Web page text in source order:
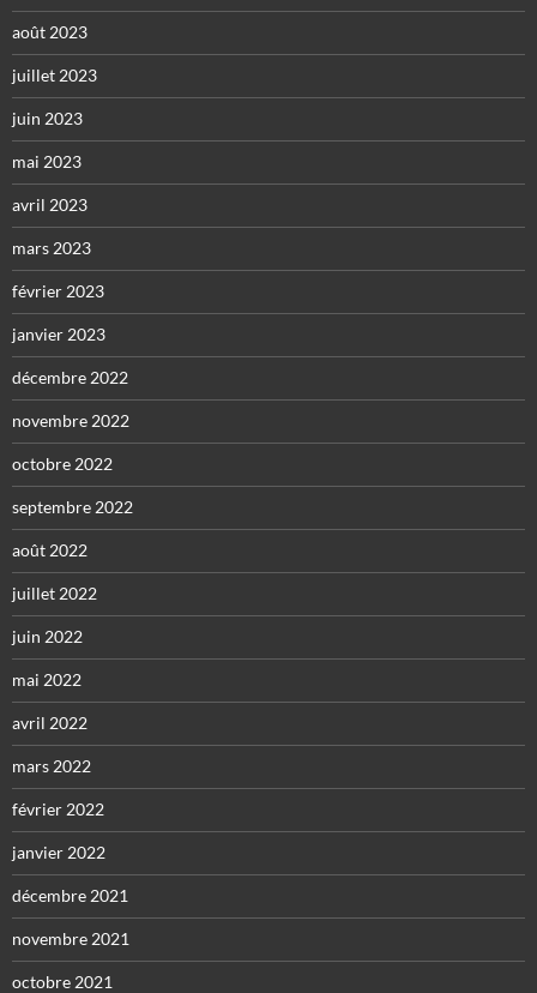
août 2023
juillet 2023
juin 2023
mai 2023
avril 2023
mars 2023
février 2023
janvier 2023
décembre 2022
novembre 2022
octobre 2022
septembre 2022
août 2022
juillet 2022
juin 2022
mai 2022
avril 2022
mars 2022
février 2022
janvier 2022
décembre 2021
novembre 2021
octobre 2021